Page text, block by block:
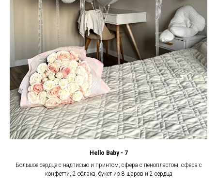
Hello Baby - 7
Большое сердце с надписью и принтом, сфера с пенопластом, сфера с
конфетти, 2 облака, букет из 8 шаров и 2 сердца